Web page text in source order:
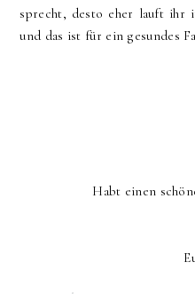
sprecht, desto eher lauft ihr
und das ist für ein gesundes
Habt einen